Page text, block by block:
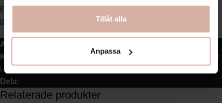
Tillåt alla
Anpassa
Endast inloggade kunder som har köpt denna produkt får
lämna en recension.
Artikelnr:
Kategorier:
Dam , Trosor Underkläder
Underkläder
i bambu
Dela:
Relaterade produkter